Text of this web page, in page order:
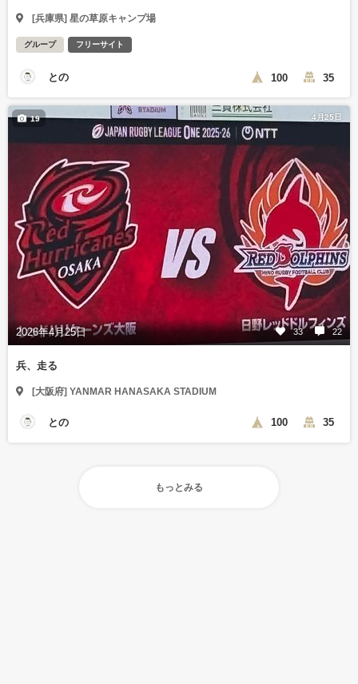
[兵庫県] 星の草原キャンプ場
グループ フリーサイト
との 100 35
4月25日
2026年4月25日 33 22
19
兵、走る
[大阪府] YANMAR HANASAKA STADIUM
との 100 35
もっとみる